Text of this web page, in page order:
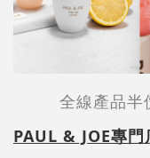
全線產品半
PAUL & JOE專門